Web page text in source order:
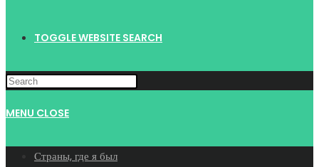
TOGGLE WEBSITE SEARCH
MENU CLOSE
Страны, где я был